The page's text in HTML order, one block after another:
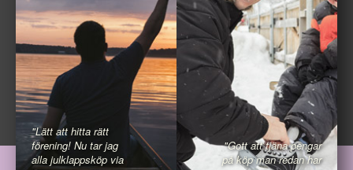
"Lätt att hitta rätt
förening! Nu tar jag
alla julklappsköp via
"Gott att tjäna pengar
på köp man redan har